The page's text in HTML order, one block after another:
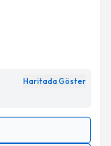
Haritada Göster